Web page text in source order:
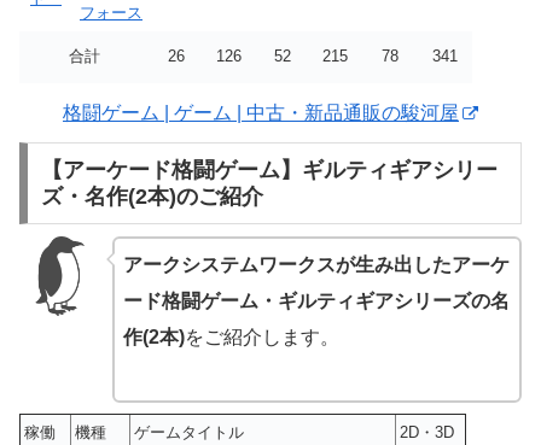
フォース
合計 26 126 52 215 78 341
格闘ゲーム | ゲーム | 中古・新品通販の駿河屋
【アーケード格闘ゲーム】ギルティギアシリー
ズ・名作(2本)のご紹介
アークシステムワークスが生み出したアーケ
ード格闘ゲーム・ギルティギアシリーズの名
作(2本)をご紹介します。
稼働 機種 ゲームタイトル 2D・3D